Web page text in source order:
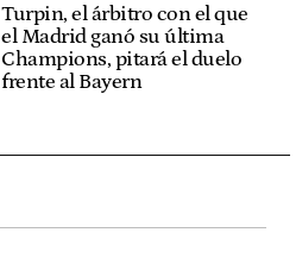
Turpin, el árbitro con el que
el Madrid ganó su última
Champions, pitará el duelo
frente al Bayern